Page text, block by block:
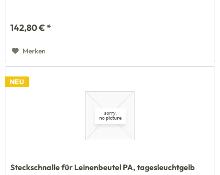
142,80 € *
Merken
NEU
Steckschnalle für Leinenbeutel PA, tagesleuchtgelb